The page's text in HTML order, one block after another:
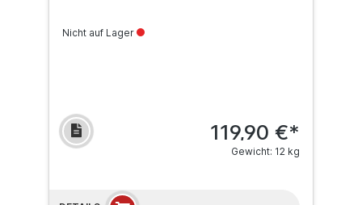
Nicht auf Lager
119,90 €*
Gewicht: 12 kg